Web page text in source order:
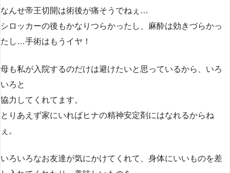
なんせ帝王切開は術後が痛そうでねぇ…
シロッカーの後もかなりつらかったし、麻酔は効きづらかっ
たし…手術はもうイヤ！
母も私が入院するのだけは避けたいと思っているから、いろ
いろと
協力してくれてます。
とりあえず家にいればヒナの精神安定剤にはなれるからね
ぇ。
いろいろなお友達が気にかけてくれて、身体にいいものを差